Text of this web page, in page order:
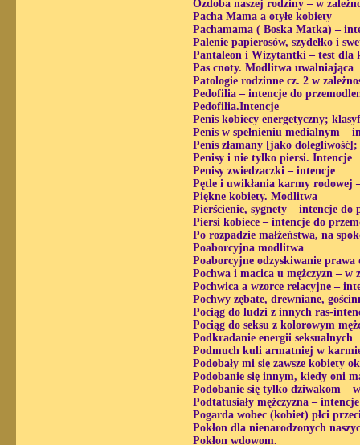
Ozdoba naszej rodziny – w
Pacha Mama a otyłe kobiety
Pachamama ( Boska Matka) –
Palenie papierosów, szydełko i
Pantaleon i Wizytantki – test dla
Pas cnoty. Modlitwa uwalniająca
Patologie rodzinne cz. 2 w
Pedofilia – intencje do
Pedofilia.Intencje
Penis kobiecy energetyczny;
Penis w spełnieniu medialnym –
Penis złamany [jako
Penisy i nie tylko piersi. Intencje
Penisy zwiedzaczki – intencje
Pętle i uwikłania karmy rodowej
Piękne kobiety. Modlitwa
Pierścienie, sygnety – intencje do
Piersi kobiece – intencje do
Po rozpadzie małżeństwa, na
Poaborcyjna modlitwa
Poaborcyjne odzyskiwanie prawa
Pochwa i macica u mężczyzn –
Pochwica a wzorce relacyjne –
Pochwy zębate, drewniane,
Pociąg do ludzi z innych ras-
Pociąg do seksu z kolorowym
Podkradanie energii seksualnych
Podmuch kuli armatniej w
Podobały mi się zawsze kobiety
Podobanie się innym, kiedy oni
Podobanie się tylko dziwakom –
Podtatusiały mężczyzna –
Pogarda wobec (kobiet) płci
Pokłon dla nienarodzonych
Pokłon wdowom.